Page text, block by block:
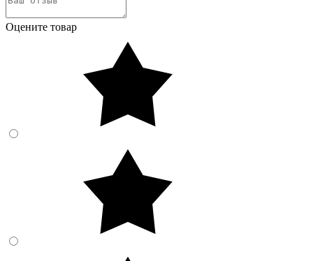
Оцените товар